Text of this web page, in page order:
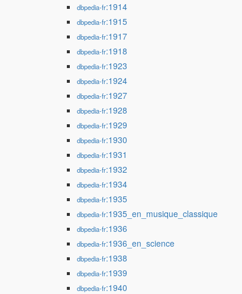
dbpedia-fr:1914
dbpedia-fr:1915
dbpedia-fr:1917
dbpedia-fr:1918
dbpedia-fr:1923
dbpedia-fr:1924
dbpedia-fr:1927
dbpedia-fr:1928
dbpedia-fr:1929
dbpedia-fr:1930
dbpedia-fr:1931
dbpedia-fr:1932
dbpedia-fr:1934
dbpedia-fr:1935
dbpedia-fr:1935_en_musique_classique
dbpedia-fr:1936
dbpedia-fr:1936_en_science
dbpedia-fr:1938
dbpedia-fr:1939
dbpedia-fr:1940